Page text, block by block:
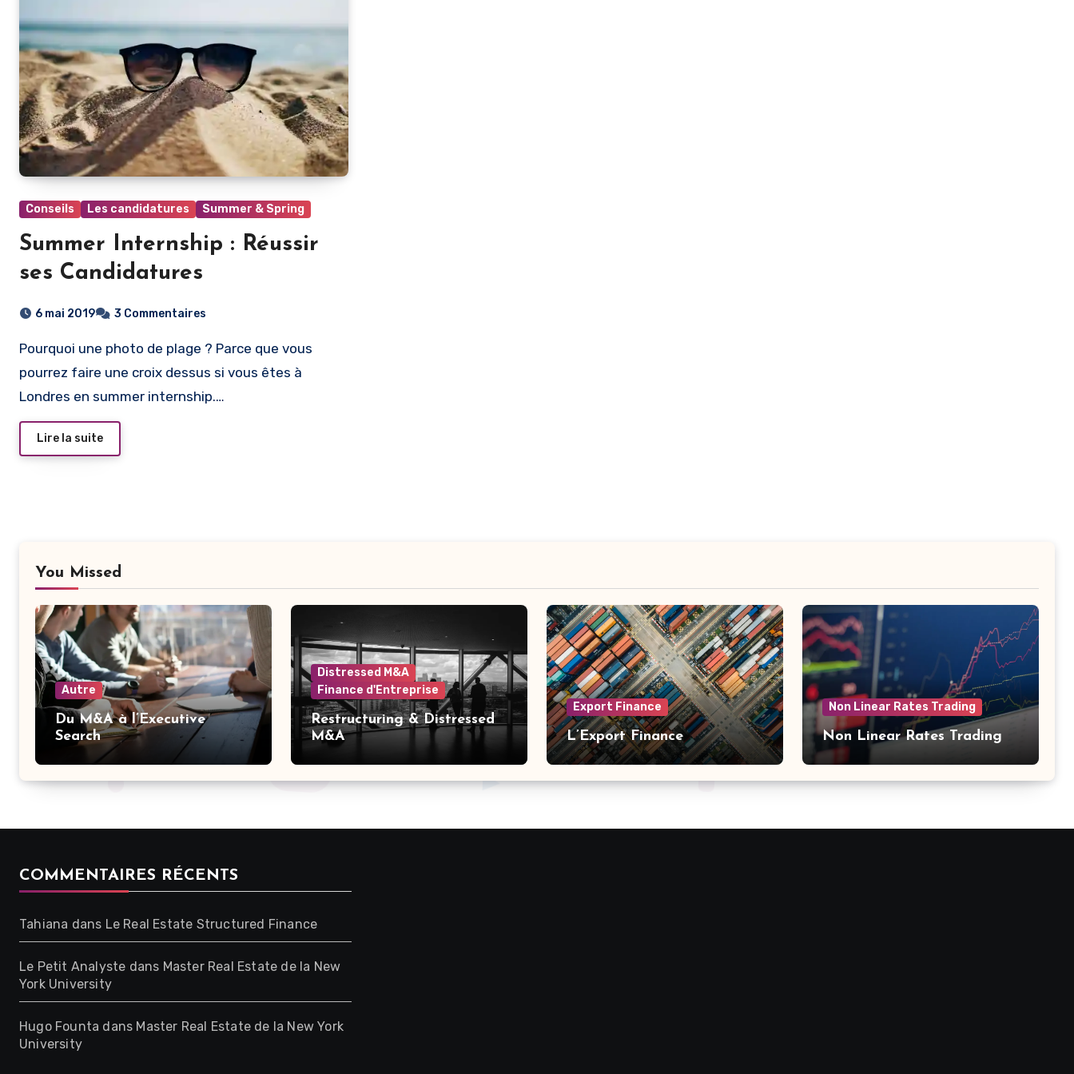
Conseils Les candidatures Summer & Spring
Summer Internship : Réussir
ses Candidatures
6 mai 2019 3 Commentaires
Pourquoi une photo de plage ? Parce que vous
pourrez faire une croix dessus si vous êtes à
Londres en summer internship.…
Lire la suite
You Missed
Autre
Du M&A à l’Executive
Search
Distressed M&A
Finance d'Entreprise
Restructuring & Distressed
M&A
Export Finance
L’Export Finance
Non Linear Rates Trading
Non Linear Rates Trading
COMMENTAIRES RÉCENTS
Tahiana dans Le Real Estate Structured Finance
Le Petit Analyste dans Master Real Estate de la New
York University
Hugo Founta dans Master Real Estate de la New York
University